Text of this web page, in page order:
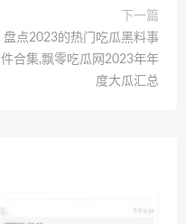
下一篇
盘点2023的热门吃瓜黑料事
件合集,飘零吃瓜网2023年年
度大瓜汇总